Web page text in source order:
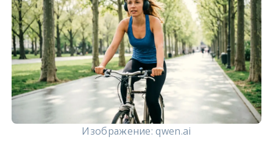
Изображение: qwen.ai